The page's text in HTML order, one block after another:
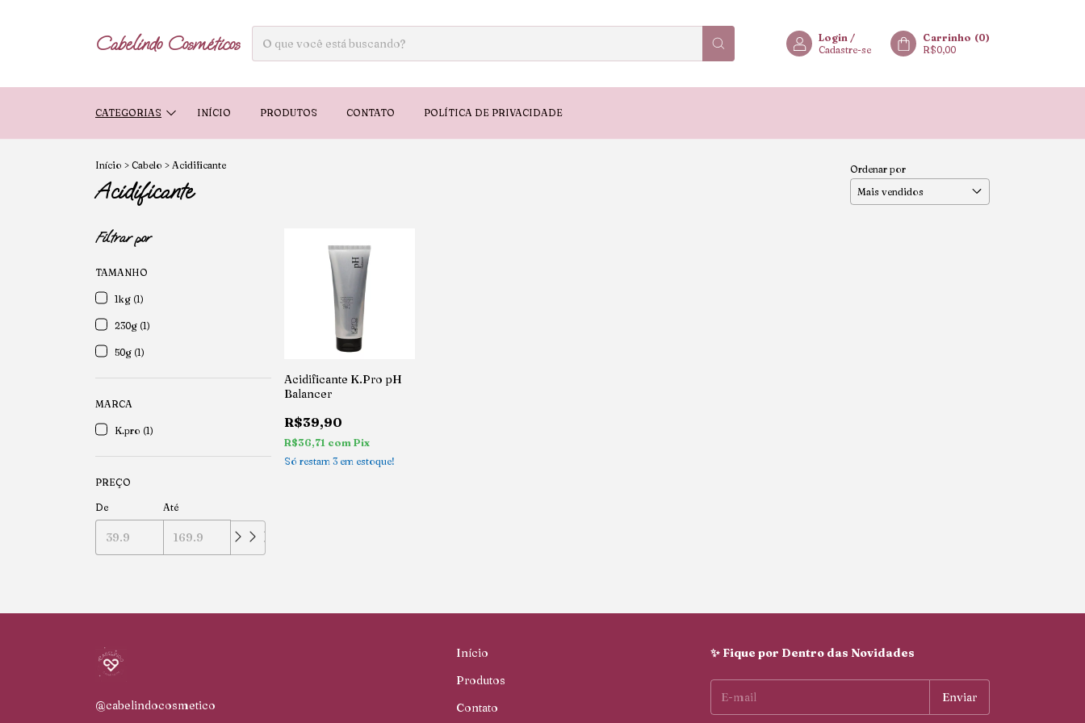
Cabelindo Cosméticos Login /
Cadastre-se
Carrinho (0)
R$0,00
CATEGORIAS INÍCIO PRODUTOS CONTATO POLÍTICA DE PRIVACIDADE
Início > Cabelo > Acidificante
Acidificante
Ordenar por
Filtrar por
TAMANHO
1kg (1)
230g (1)
50g (1)
MARCA
K.pro (1)
PREÇO
De Até
Acidificante K.Pro pH
Balancer
R$39,90
R$36,71 com Pix
Só restam3 em estoque!
@cabelindocosmetico
Início
Produtos
Contato
✨ Fique por Dentro das Novidades